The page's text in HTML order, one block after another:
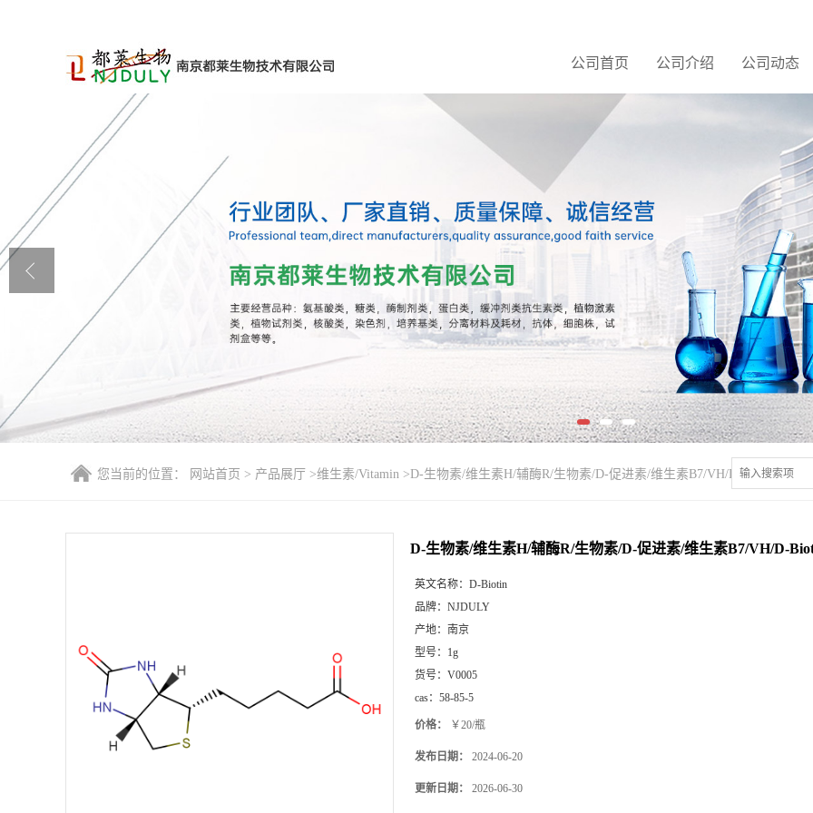
公司首页 公司介绍 公司动态
公司首页
产品展厅
证书荣誉
联系方式
您当前的位置： 网站首页 > 产品展厅 >维生素/Vitamin >D-生物素/维生素H/辅酶R/生物素/D-促进素/维生素B7/VH/D-Biotin
D-生物素/维生素H/辅酶R/生物素/D-促进素/维生素B7/VH/D-
英文名称： D-Biotin
品牌： NJDULY
产地： 南京
型号： 1g
货号： V0005
cas： 58-85-5
价格： ￥20/瓶
发布日期： 2024-06-20
更新日期： 2026-06-30